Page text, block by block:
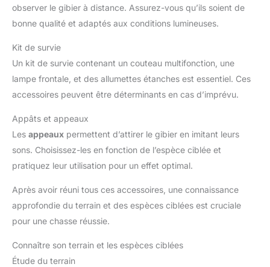
observer le gibier à distance. Assurez-vous qu’ils soient de
bonne qualité et adaptés aux conditions lumineuses.
Kit de survie
Un kit de survie contenant un couteau multifonction, une
lampe frontale, et des allumettes étanches est essentiel. Ces
accessoires peuvent être déterminants en cas d’imprévu.
Appâts et appeaux
Les appeaux permettent d’attirer le gibier en imitant leurs
sons. Choisissez-les en fonction de l’espèce ciblée et
pratiquez leur utilisation pour un effet optimal.
Après avoir réuni tous ces accessoires, une connaissance
approfondie du terrain et des espèces ciblées est cruciale
pour une chasse réussie.
Connaître son terrain et les espèces ciblées
Étude du terrain